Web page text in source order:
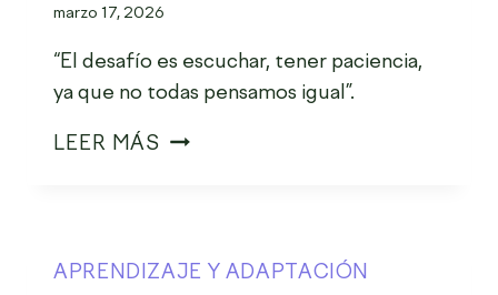
marzo 17, 2026
“El desafío es escuchar, tener paciencia,
ya que no todas pensamos igual”.
LEER MÁS
APRENDIZAJE Y ADAPTACIÓN